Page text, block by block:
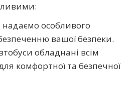
особливого
вашої безпеки.
обладнані всім
комфортної та безпечної